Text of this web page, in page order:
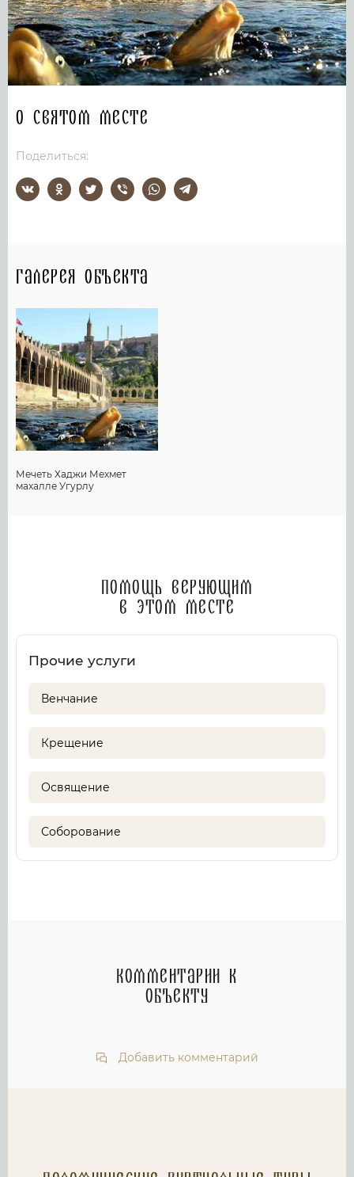
О святом месте
Поделиться:
Галерея объекта
Мечеть Хаджи Мехмет
махалле Угурлу
Помощь верующим
в этом месте
Прочие услуги
Венчание
Крещение
Освящение
Соборование
Комментарии к
объекту
Добавить комментарий